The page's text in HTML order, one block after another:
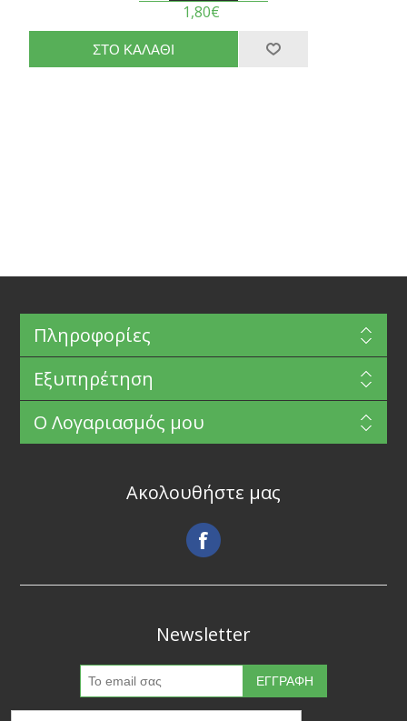
1,80€
Πληροφορίες
Εξυπηρέτηση
Ο Λογαριασμός μου
Ακολουθήστε μας
Newsletter